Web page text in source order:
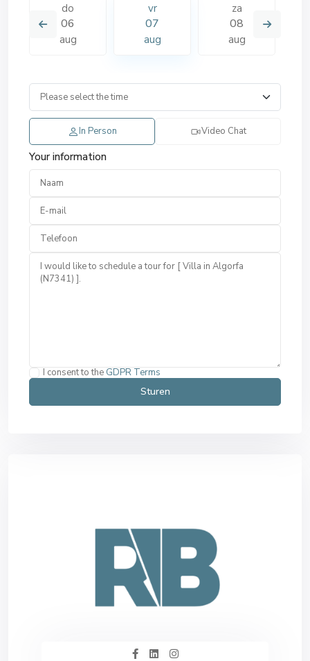
do
06
aug
vr
07
aug
za
08
aug
In Person Video Chat
Your information
I consent to the GDPR Terms